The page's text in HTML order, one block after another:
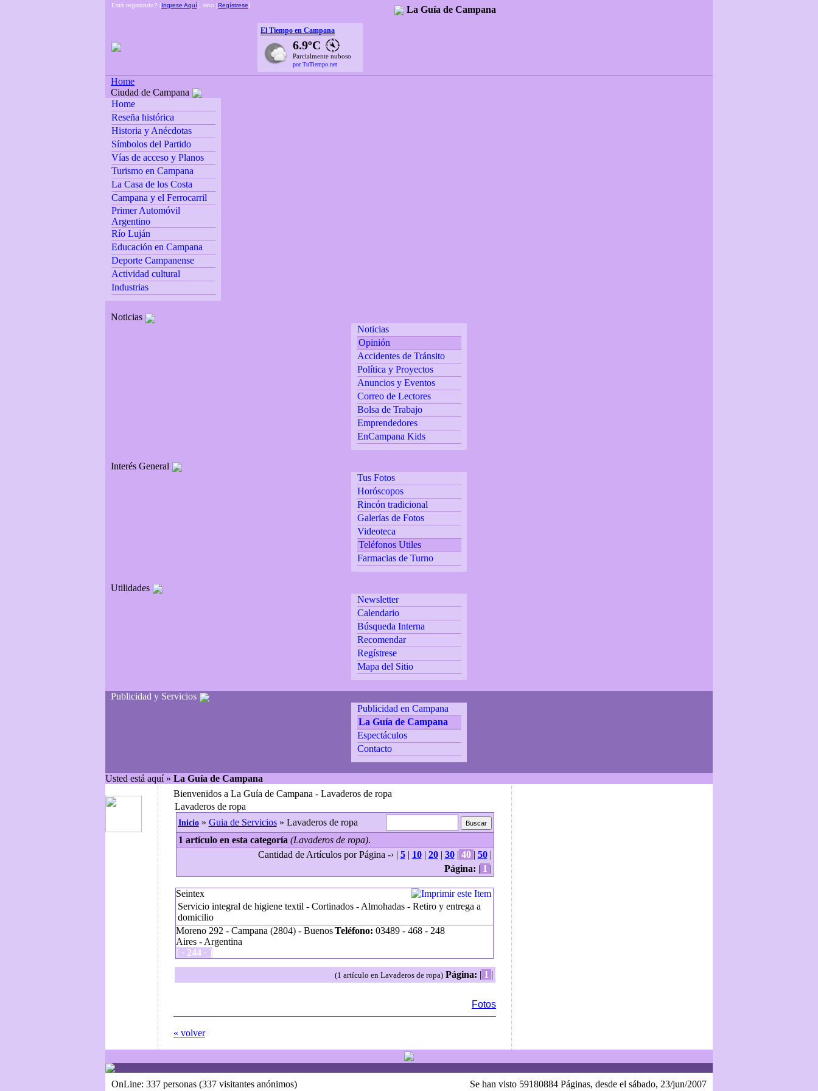
Está registrado? [Ingrese Aquí], sino [Regístrese] La Guía de Campana
El Tiempo en Campana
6.9ºC
Parcialmente nuboso
por TuTiempo.net
Home
Ciudad de Campana
Home
Reseña histórica
Historia y Anécdotas
Símbolos del Partido
Vías de acceso y Planos
Turismo en Campana
La Casa de los Costa
Campana y el Ferrocarril
Primer Automóvil
Argentino
Río Luján
Educación en Campana
Deporte Campanense
Actividad cultural
Industrias
Noticias
Noticias
Opinión
Accidentes de Tránsito
Política y Proyectos
Anuncios y Eventos
Correo de Lectores
Bolsa de Trabajo
Emprendedores
EnCampana Kids
Interés General
Tus Fotos
Horóscopos
Rincón tradicional
Galerías de Fotos
Videoteca
Teléfonos Utiles
Farmacias de Turno
Utilidades
Newsletter
Calendario
Búsqueda Interna
Recomendar
Regístrese
Mapa del Sitio
Publicidad y Servicios
Publicidad en Campana
La Guía de Campana
Espectáculos
Contacto
Usted está aquí » La Guía de Campana
Bienvenidos a La Guía de Campana - Lavaderos de ropa
Lavaderos de ropa
Inicio» Guia de Servicios» Lavaderos de ropa
1 artículo en esta categoría (Lavaderos de ropa).
Cantidad de Artículos por Página -› | 5| 10| 20| 30| 40 | 50|
Página: | 1 |
Seintex
Servicio integral de higiene textil - Cortinados - Almohadas - Retiro y entrega a
domicilio
Moreno 292 - Campana (2804) - Buenos
Aires - Argentina
[ · 244 · ]
Teléfono: 03489 - 468 - 248
(1 artículo en Lavaderos de ropa) Página: | 1 |
Fotos
« volver
Se han visto 59180884 Páginas, desde el sábado, 23/jun/2007
OnLine: 337 personas (337 visitantes anónimos)